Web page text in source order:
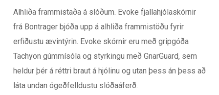
Alhliða frammistaða á slóðum. Evoke fjallahjólaskórnir
frá Bontrager bjóða upp á alhliða frammistöðu fyrir
erfiðustu ævintýrin. Evoke skórnir eru með gripgóða
Tachyon gúmmísóla og styrkingu með GnarGuard, sem
heldur þér á réttri braut á hjólinu og utan þess án þess að
láta undan ógeðfelldustu slóðaáferð.